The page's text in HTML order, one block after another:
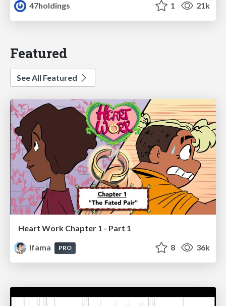
47holdings
1 21k
Featured
See All Featured
Heart Work Chapter 1 - Part 1
lfama
PRO 8 36k